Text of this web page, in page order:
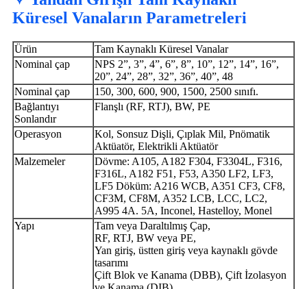
Küresel Vanaların Parametreleri
Ürün
Tam Kaynaklı Küresel Vanalar
Nominal çap
NPS 2”, 3”, 4”, 6”, 8”, 10”, 12”, 14”, 16”,
20”, 24”, 28”, 32”, 36”, 40”, 48
Nominal çap
150, 300, 600, 900, 1500, 2500 sınıfı.
Bağlantıyı
Sonlandır
Flanşlı (RF, RTJ), BW, PE
Operasyon
Kol, Sonsuz Dişli, Çıplak Mil, Pnömatik
Aktüatör, Elektrikli Aktüatör
Malzemeler
Dövme: A105, A182 F304, F3304L, F316,
F316L, A182 F51, F53, A350 LF2, LF3,
LF5 Döküm: A216 WCB, A351 CF3, CF8,
CF3M, CF8M, A352 LCB, LCC, LC2,
A995 4A. 5A, Inconel, Hastelloy, Monel
Yapı
Tam veya Daraltılmış Çap,
RF, RTJ, BW veya PE,
Yan giriş, üstten giriş veya kaynaklı gövde
tasarımı
Çift Blok ve Kanama (DBB), Çift İzolasyon